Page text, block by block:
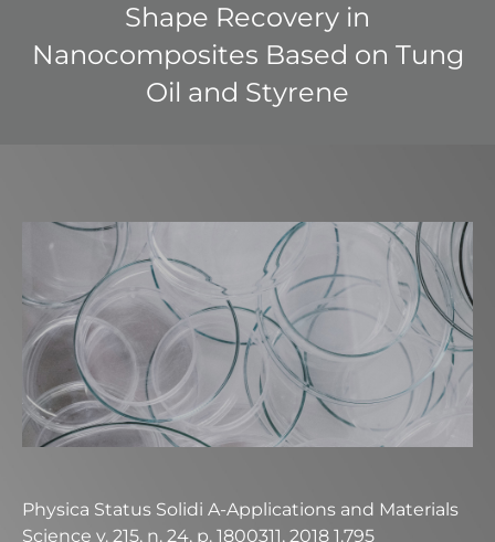
Shape Recovery in
Nanocomposites Based on Tung
Oil and Styrene
Physica Status Solidi A-Applications and Materials
Science v. 215, n. 24, p. 1800311, 2018 1.795